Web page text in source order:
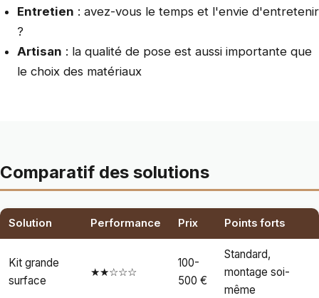
Entretien : avez-vous le temps et l'envie d'entretenir
?
Artisan : la qualité de pose est aussi importante que
le choix des matériaux
Comparatif des solutions
Solution Performance Prix Points forts
Kit grande
surface
★★☆☆☆
100-
500 €
Standard,
montage soi-
même